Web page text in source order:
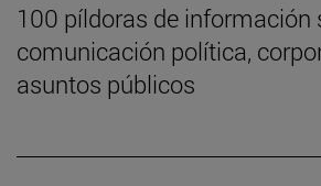
100 píldoras de información
comunicación política,
asuntos públicos